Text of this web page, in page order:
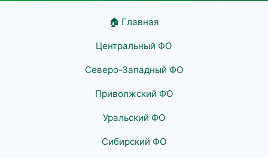
🏠 Главная
Центральный ФО
Северо-Западный ФО
Приволжский ФО
Уральский ФО
Сибирский ФО